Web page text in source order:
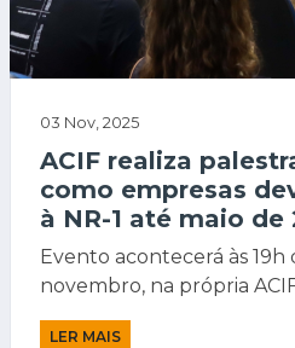
03 Nov, 2025
ACIF realiza
como empresas
à NR-1 até maio de
Evento acontecerá às 19h
novembro, na própria
LER MAIS